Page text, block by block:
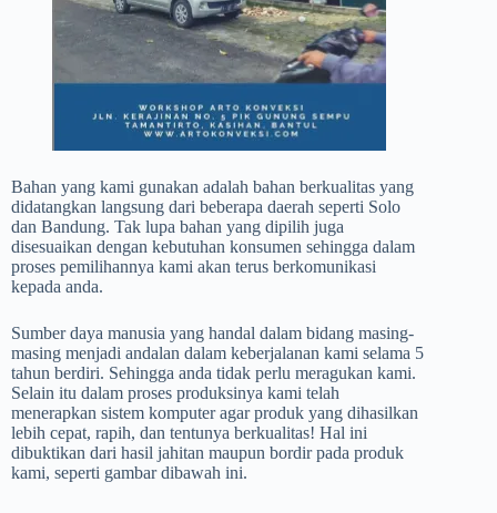
Bahan yang kami gunakan adalah bahan berkualitas yang
didatangkan langsung dari beberapa daerah seperti Solo
dan Bandung. Tak lupa bahan yang dipilih juga
disesuaikan dengan kebutuhan konsumen sehingga dalam
proses pemilihannya kami akan terus berkomunikasi
kepada anda.
Sumber daya manusia yang handal dalam bidang masing-
masing menjadi andalan dalam keberjalanan kami selama 5
tahun berdiri. Sehingga anda tidak perlu meragukan kami.
Selain itu dalam proses produksinya kami telah
menerapkan sistem komputer agar produk yang dihasilkan
lebih cepat, rapih, dan tentunya berkualitas! Hal ini
dibuktikan dari hasil jahitan maupun bordir pada produk
kami, seperti gambar dibawah ini.